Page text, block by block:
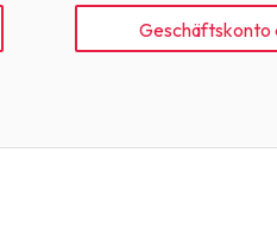
Geschäftskonto